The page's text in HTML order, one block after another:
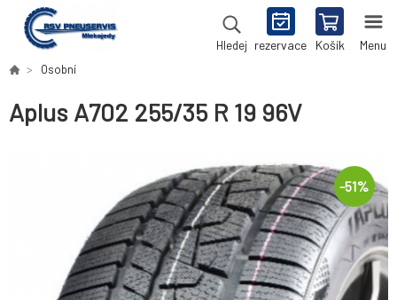
Hledej rezervace Košík Menu
Osobní
Aplus A702 255/35 R 19 96V
-51%